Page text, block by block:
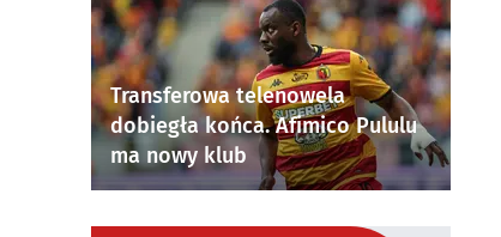
Transferowa telenowela
dobiegła końca. Afimico Pululu
ma nowy klub